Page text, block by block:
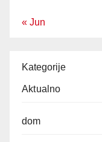
« Jun
Kategorije
Aktualno
dom